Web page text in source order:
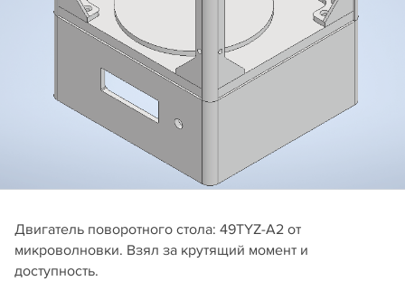
Двигатель поворотного стола: 49TYZ-A2 от
микроволновки. Взял за крутящий момент и
доступность.